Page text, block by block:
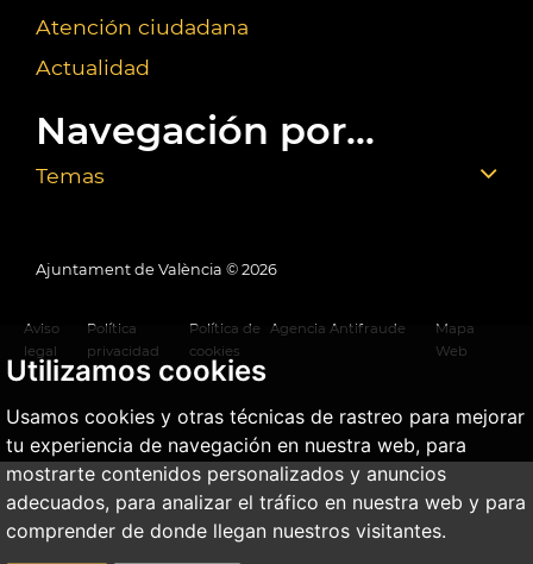
Utilizamos cookies
Usamos cookies y otras técnicas de rastreo para mejorar
tu experiencia de navegación en nuestra web, para
mostrarte contenidos personalizados y anuncios
adecuados, para analizar el tráfico en nuestra web y para
comprender de donde llegan nuestros visitantes.
Atención ciudadana
Actualidad
Navegación por...
Temas
Ajuntament de València © 2026
Aviso
legal
Política
privacidad
Política de
cookies
Agencia Antifraude
Mapa
Web